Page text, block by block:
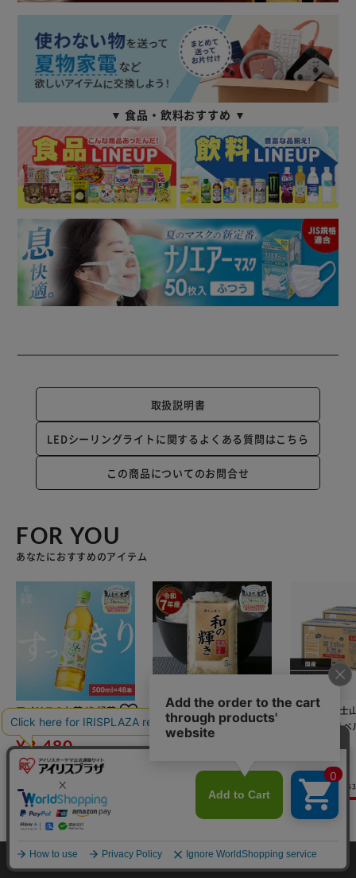
▼ 食品・飲料おすすめ ▼
取扱説明書
LEDシーリングライトに関するよくある質問はこちら
この商品についてのお問合せ
FOR YOU
あなたにおすすめのアイテム
アイリスのお茶 綠 緑茶
500ml×48本 国産茶葉
100％使用
¥3,480
カートに入れる
【15kg】令和7年産 和
の輝き 国産ブレンド 5
kg×3袋
【48本】富士
水 500ml ラベ
¥2,480
カート
HOME 探す ログイン お気に入り お知らせ